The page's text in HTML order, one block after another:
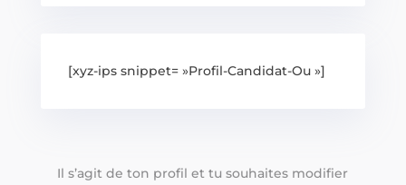
[xyz-ips snippet= »Profil-Candidat-Ou »]
Il s’agit de ton profil et tu souhaites modifier